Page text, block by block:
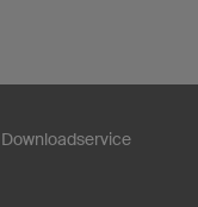
Downloadservice